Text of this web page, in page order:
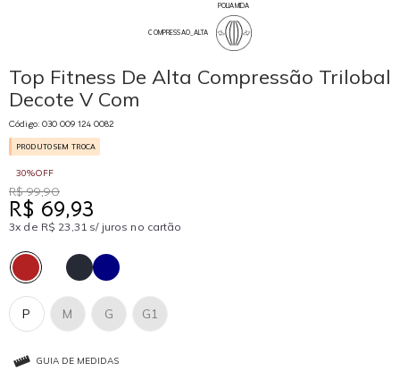
COMPRESSAO_ALTA
POLIAMIDA
Top Fitness De Alta Compressão Trilobal
Decote V Com
Código: 030 009 124 0082
PRODUTO SEM TROCA
30%OFF
R$ 99,90
R$ 69,93
3x de R$ 23,31 s/ juros no cartão
P G G1
M
GUIA DE MEDIDAS